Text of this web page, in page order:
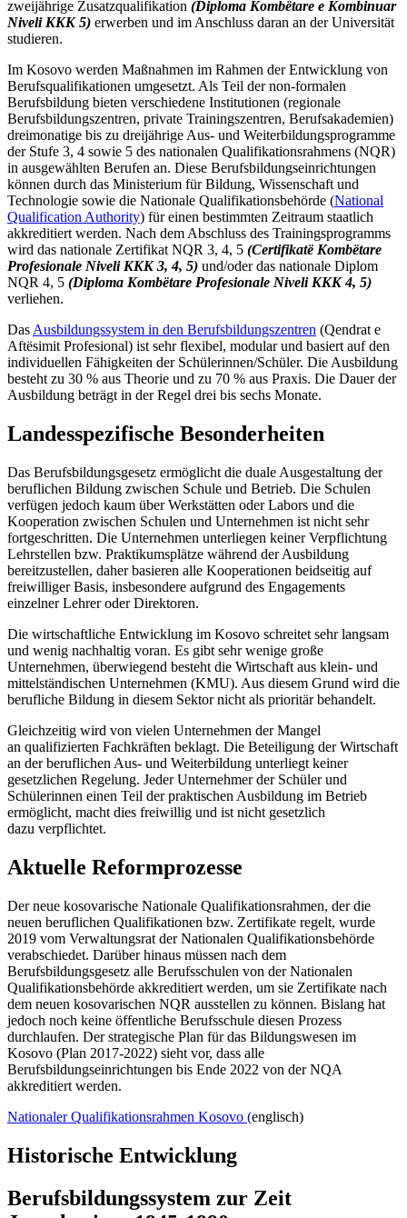
zweijährige Zusatzqualifikation (Diploma Kombëtare e Kombinuar
Niveli KKK 5) erwerben und im Anschluss daran an der Universität
studieren.
Im Kosovo werden Maßnahmen im Rahmen der Entwicklung von
Berufsqualifikationen umgesetzt. Als Teil der non-formalen
Berufsbildung bieten verschiedene Institutionen (regionale
Berufsbildungszentren, private Trainingszentren, Berufsakademien)
dreimonatige bis zu dreijährige Aus- und Weiterbildungsprogramme
der Stufe 3, 4 sowie 5 des nationalen Qualifikationsrahmens (NQR)
in ausgewählten Berufen an. Diese Berufsbildungseinrichtungen
können durch das Ministerium für Bildung, Wissenschaft und
Technologie sowie die Nationale Qualifikationsbehörde (National
Qualification Authority) für einen bestimmten Zeitraum staatlich
akkreditiert werden. Nach dem Abschluss des Trainingsprogramms
wird das nationale Zertifikat NQR 3, 4, 5 (Certifikatë Kombëtare
Profesionale Niveli KKK 3, 4, 5) und/oder das nationale Diplom
NQR 4, 5 (Diploma Kombëtare Profesionale Niveli KKK 4, 5)
verliehen.
Das Ausbildungssystem in den Berufsbildungszentren (Qendrat e
Aftësimit Profesional) ist sehr flexibel, modular und basiert auf den
individuellen Fähigkeiten der Schülerinnen/Schüler. Die Ausbildung
besteht zu 30 % aus Theorie und zu 70 % aus Praxis. Die Dauer der
Ausbildung beträgt in der Regel drei bis sechs Monate.
Landesspezifische Besonderheiten
Das Berufsbildungsgesetz ermöglicht die duale Ausgestaltung der
beruflichen Bildung zwischen Schule und Betrieb. Die Schulen
verfügen jedoch kaum über Werkstätten oder Labors und die
Kooperation zwischen Schulen und Unternehmen ist nicht sehr
fortgeschritten. Die Unternehmen unterliegen keiner Verpflichtung
Lehrstellen bzw. Praktikumsplätze während der Ausbildung
bereitzustellen, daher basieren alle Kooperationen beidseitig auf
freiwilliger Basis, insbesondere aufgrund des Engagements
einzelner Lehrer oder Direktoren.
Die wirtschaftliche Entwicklung im Kosovo schreitet sehr langsam
und wenig nachhaltig voran. Es gibt sehr wenige große
Unternehmen, überwiegend besteht die Wirtschaft aus klein- und
mittelständischen Unternehmen (KMU). Aus diesem Grund wird die
berufliche Bildung in diesem Sektor nicht als prioritär behandelt.
Gleichzeitig wird von vielen Unternehmen der Mangel
an qualifizierten Fachkräften beklagt. Die Beteiligung der Wirtschaft
an der beruflichen Aus- und Weiterbildung unterliegt keiner
gesetzlichen Regelung. Jeder Unternehmer der Schüler und
Schülerinnen einen Teil der praktischen Ausbildung im Betrieb
ermöglicht, macht dies freiwillig und ist nicht gesetzlich
dazu verpflichtet.
Aktuelle Reformprozesse
Der neue kosovarische Nationale Qualifikationsrahmen, der die
neuen beruflichen Qualifikationen bzw. Zertifikate regelt, wurde
2019 vom Verwaltungsrat der Nationalen Qualifikationsbehörde
verabschiedet. Darüber hinaus müssen nach dem
Berufsbildungsgesetz alle Berufsschulen von der Nationalen
Qualifikationsbehörde akkreditiert werden, um sie Zertifikate nach
dem neuen kosovarischen NQR ausstellen zu können. Bislang hat
jedoch noch keine öffentliche Berufsschule diesen Prozess
durchlaufen. Der strategische Plan für das Bildungswesen im
Kosovo (Plan 2017-2022) sieht vor, dass alle
Berufsbildungseinrichtungen bis Ende 2022 von der NQA
akkreditiert werden.
Nationaler Qualifikationsrahmen Kosovo (englisch)
Historische Entwicklung
Berufsbildungssystem zur Zeit